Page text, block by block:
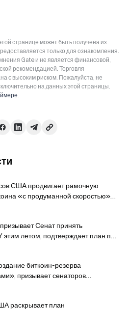
странице может быть получена из
только для ознакомления.
Gate и не является финансовой,
рекомендацией. Торговля
с высоким риском. Пожалуйста, не
на данных этой страницы.
.
США продвигает рамочную
«с продуманной скоростью»:
Сенат принять
этим летом, подтверждает план по
биткоин-резерва
призывает сенаторов
раскрывает план